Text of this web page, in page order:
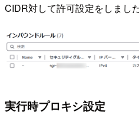
CIDR対して許可設定をしました
実行時プロキシ設定